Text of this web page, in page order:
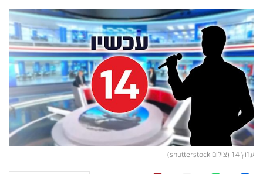
מדדים
ומחקרים
דעות
רכילות
עסקית
קריפטו
ויראלי
ערוץ 14 (צילום shutterstock)